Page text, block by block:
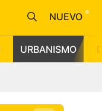
URBANISMO
NUEVO